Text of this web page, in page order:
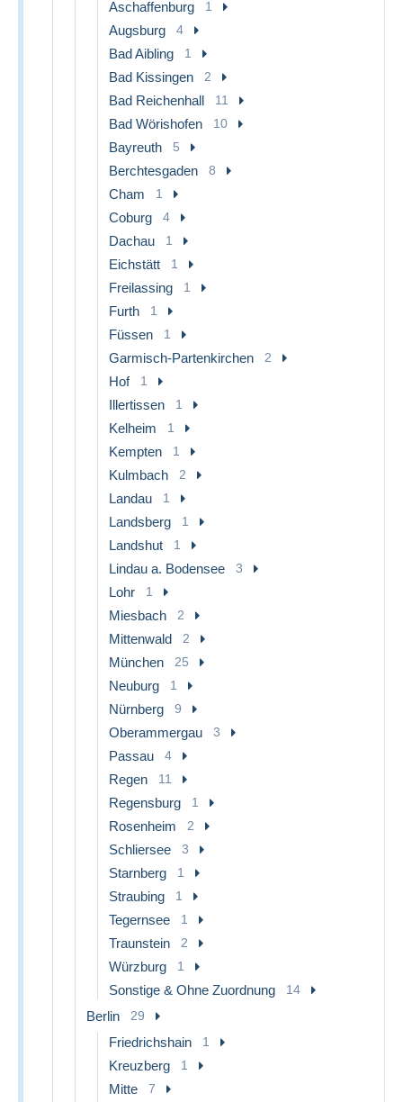
Aschaffenburg 1
Augsburg 4
Bad Aibling 1
Bad Kissingen 2
Bad Reichenhall 11
Bad Wörishofen 10
Bayreuth 5
Berchtesgaden 8
Cham 1
Coburg 4
Dachau 1
Eichstätt 1
Freilassing 1
Furth 1
Füssen 1
Garmisch-Partenkirchen 2
Hof 1
Illertissen 1
Kelheim 1
Kempten 1
Kulmbach 2
Landau 1
Landsberg 1
Landshut 1
Lindau a. Bodensee 3
Lohr 1
Miesbach 2
Mittenwald 2
München 25
Neuburg 1
Nürnberg 9
Oberammergau 3
Passau 4
Regen 11
Regensburg 1
Rosenheim 2
Schliersee 3
Starnberg 1
Straubing 1
Tegernsee 1
Traunstein 2
Würzburg 1
Sonstige & Ohne Zuordnung 14
Berlin 29
Friedrichshain 1
Kreuzberg 1
Mitte 7